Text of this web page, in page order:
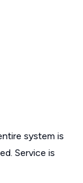
system is
Service is